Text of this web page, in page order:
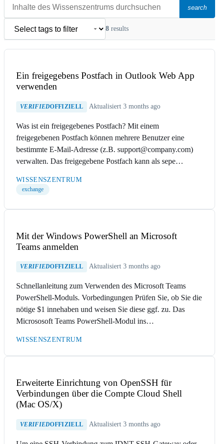
search
8 results
Ein freigegebens Postfach in Outlook Web App
verwenden
VERIFIEDOFFIZIELL Aktualisiert 3 months ago
Was ist ein freigegebenes Postfach? Mit einem
freigegebenen Postfach können mehrere Benutzer eine
bestimmte E-Mail-Adresse (z.B. support@company.com)
verwalten. Das freigegebene Postfach kann als sepe…
WISSENSZENTRUM
exchange
Mit der Windows PowerShell an Microsoft
Teams anmelden
VERIFIEDOFFIZIELL Aktualisiert 3 months ago
Schnellanleitung zum Verwenden des Microsoft Teams
PowerShell-Moduls. Vorbedingungen Prüfen Sie, ob Sie die
nötige $1 innehaben und weisen Sie diese ggf. zu. Das
Micrososoft Teams PowerShell-Modul ins…
WISSENSZENTRUM
Erweiterte Einrichtung von OpenSSH für
Verbindungen über die Compte Cloud Shell
(Mac OS/X)
VERIFIEDOFFIZIELL Aktualisiert 3 months ago